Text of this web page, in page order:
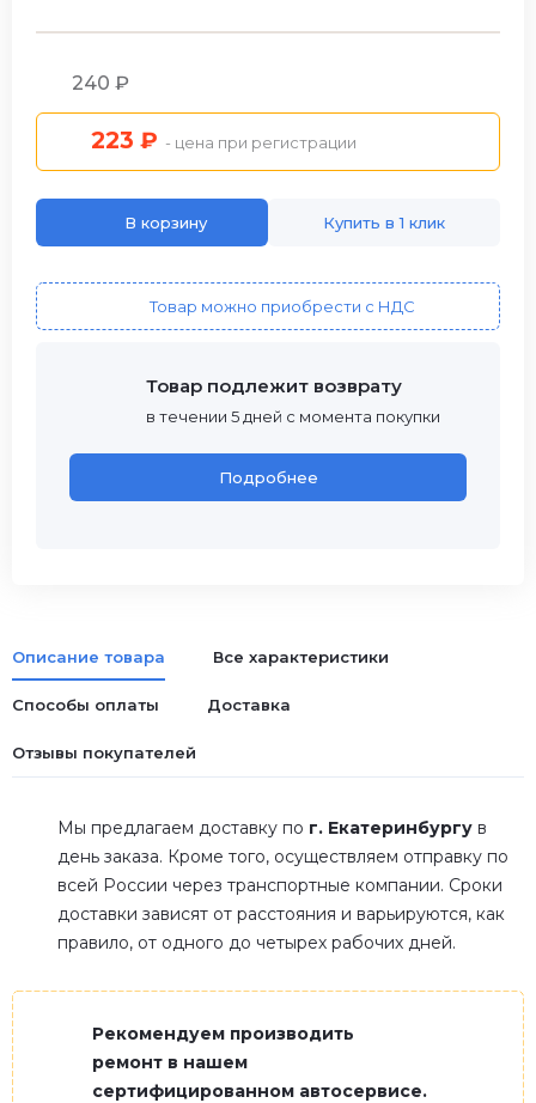
240 ₽
223 ₽ - цена при регистрации
В корзину Купить в 1 клик
Товар можно приобрести с НДС
Товар подлежит возврату
в течении 5 дней с момента покупки
Подробнее
Описание товара Все характеристики
Способы оплаты Доставка
Отзывы покупателей
Мы предлагаем доставку по г. Екатеринбургу в
день заказа. Кроме того, осуществляем отправку по
всей России через транспортные компании. Сроки
доставки зависят от расстояния и варьируются, как
правило, от одного до четырех рабочих дней.
Рекомендуем производить
ремонт в нашем
сертифицированном автосервисе.